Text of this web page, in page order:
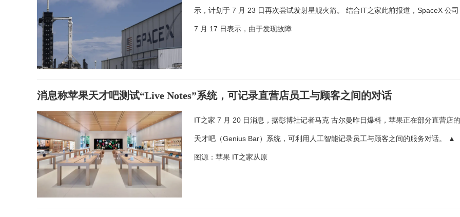
示，计划于 7 月 23 日再次尝试发射星舰火箭。 结合IT之家此前报道，SpaceX 公司
7 月 17 日表示，由于发现故障
消息称苹果天才吧测试“Live Notes”系统，可记录直营店员工与顾客之间的对话
IT之家 7 月 20 日消息，据彭博社记者马克 古尔曼昨日爆料，苹果正在部分直营店
天才吧（Genius Bar）系统，可利用人工智能记录员工与顾客之间的服务对话。 ▲
图源：苹果 IT之家从原